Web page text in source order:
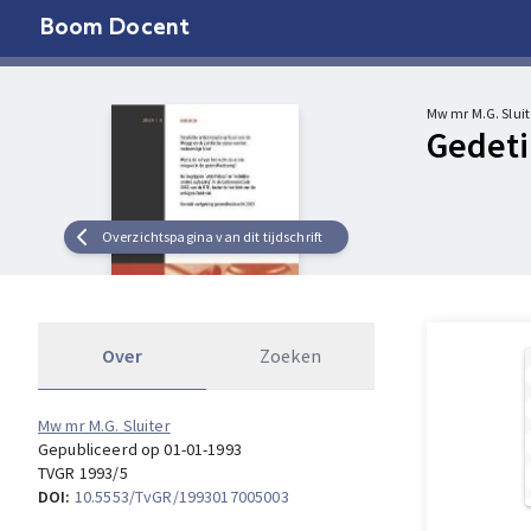
Boom Docent
Overzichtspagina van dit tijdschrift
Mw mr M.G.
Over Zoeken
Mw mr M.G. Sluiter
Gepubliceerd op 01-01-1993
TVGR 1993/5
DOI: 10.5553/TvGR/1993017005003